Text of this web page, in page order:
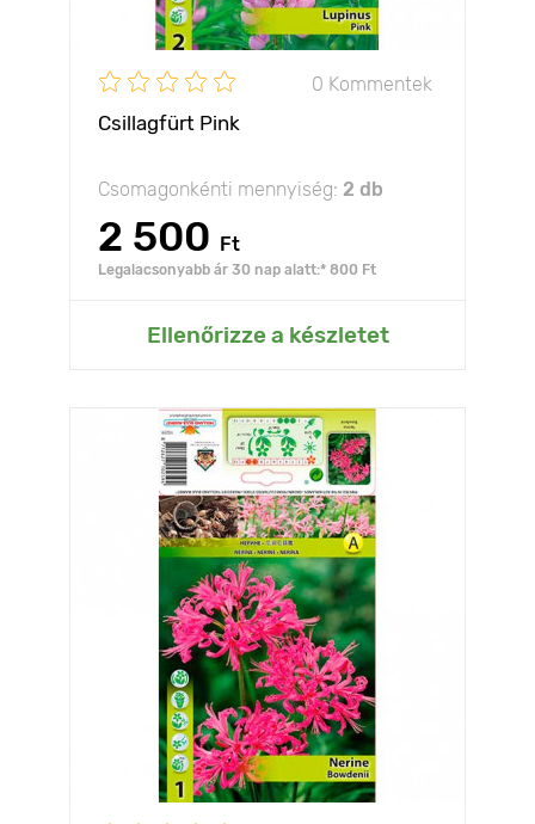
0 Kommentek
Csillagfürt Pink
Csomagonkénti mennyiség: 2 db
2 500 Ft
Legalacsonyabb ár 30 nap alatt:* 800 Ft
Ellenőrizze a készletet